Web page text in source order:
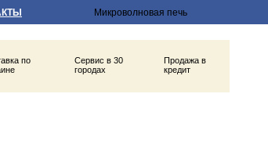
по
Сервис в 30
городах
Продажа в
кредит